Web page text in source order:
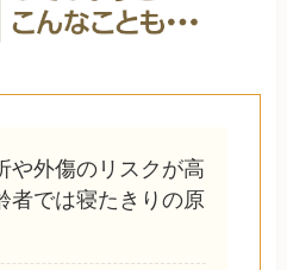
や外傷のリスクが高
者では寝たきりの原